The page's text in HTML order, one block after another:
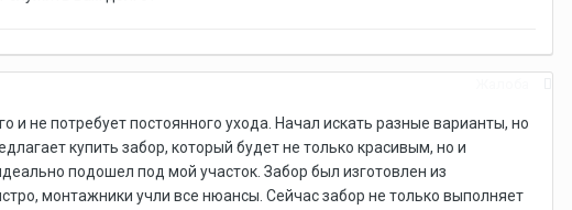
не потребует постоянного ухода. Начал искать разные варианты, но
купить забор, который будет не только красивым, но и
подошел под мой участок. Забор был изготовлен из
монтажники учли все нюансы. Сейчас забор не только выполняет